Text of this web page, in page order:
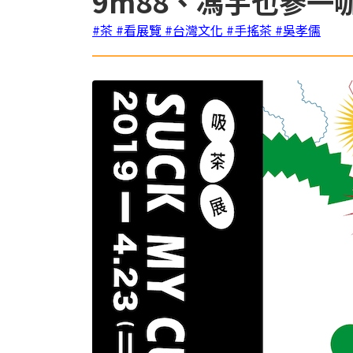
#茶 #看展覽 #台灣文化 #手搖茶 #吳孝儒